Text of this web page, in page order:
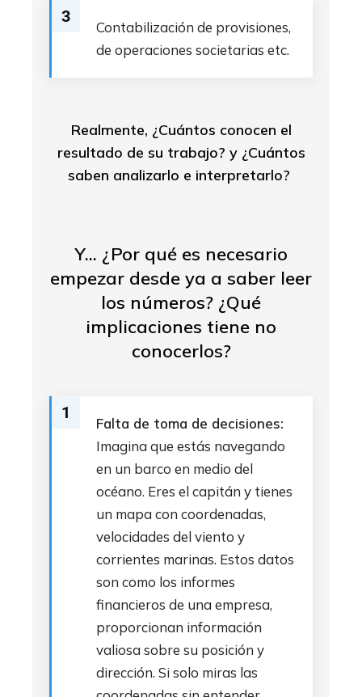
3
Contabilización de provisiones,
de operaciones societarias etc.
Realmente, ¿Cuántos conocen el
resultado de su trabajo? y ¿Cuántos
saben analizarlo e interpretarlo?
Y... ¿Por qué es necesario
empezar desde ya a saber leer
los números? ¿Qué
implicaciones tiene no
conocerlos?
1
Falta de toma de decisiones:
Imagina que estás navegando
en un barco en medio del
océano. Eres el capitán y tienes
un mapa con coordenadas,
velocidades del viento y
corrientes marinas. Estos datos
son como los informes
financieros de una empresa,
proporcionan información
valiosa sobre su posición y
dirección. Si solo miras las